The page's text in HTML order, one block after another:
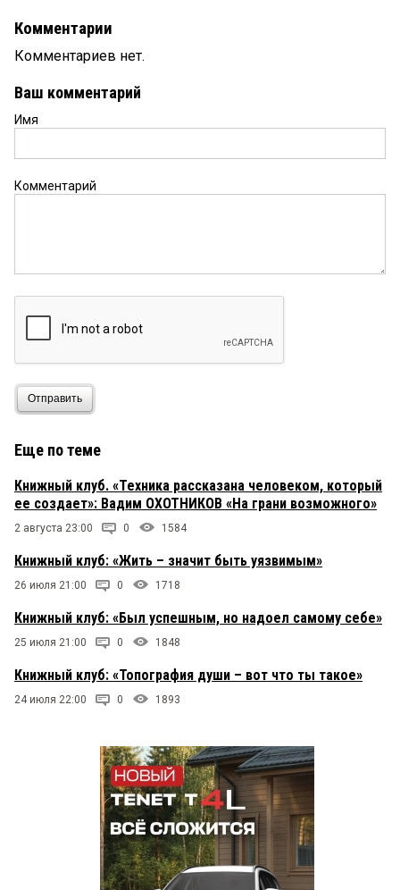
Комментарии
Комментариев нет.
Ваш комментарий
Имя
Комментарий
Отправить
Еще по теме
Книжный клуб. «Техника рассказана человеком, который
ее создает»: Вадим ОХОТНИКОВ «На грани возможного»
2 августа 23:00 0 1584
Книжный клуб: «Жить – значит быть уязвимым»
26 июля 21:00 0 1718
Книжный клуб: «Был успешным, но надоел самому себе»
25 июля 21:00 0 1848
Книжный клуб: «Топография души – вот что ты такое»
24 июля 22:00 0 1893